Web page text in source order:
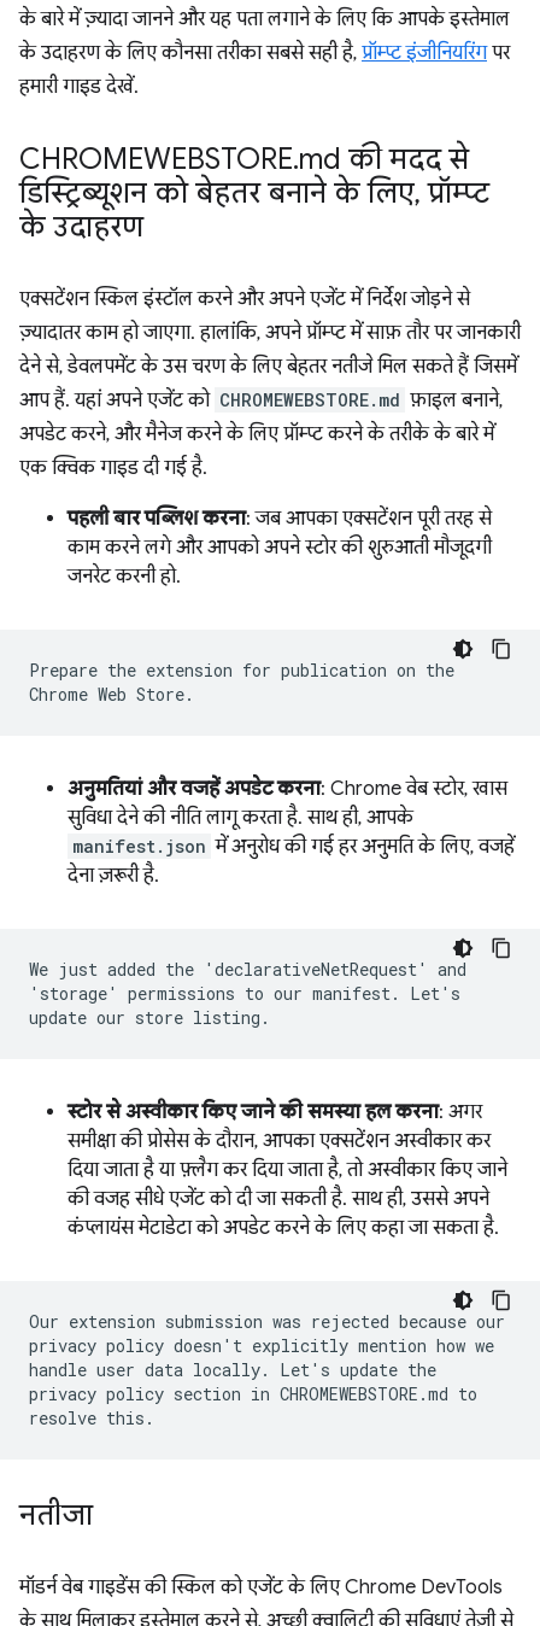
के बारे में ज़्यादा जानने और यह पता लगाने के लिए कि आपके इस्तेमाल
के उदाहरण के लिए कौनसा तरीका सबसे सही है, प्रॉम्प्ट इंजीनियरिंगपर
हमारी गाइड देखें.
CHROMEWEBSTORE.md की मदद से
डिस्ट्रिब्यूशन को बेहतर बनाने के लिए, प्रॉम्प्ट
के उदाहरण
एक्सटेंशन स्किल इंस्टॉल करने और अपने एजेंट में निर्देश जोड़ने से
ज़्यादातर काम हो जाएगा. हालांकि, अपने प्रॉम्प्ट में साफ़ तौर पर जानकारी
देने से, डेवलपमेंट के उस चरण के लिए बेहतर नतीजे मिल सकते हैं जिसमें
आप हैं. यहां अपने एजेंट को CHROMEWEBSTORE.md फ़ाइल बनाने,
अपडेट करने, और मैनेज करने के लिए प्रॉम्प्ट करने के तरीके के बारे में
एक क्विक गाइड दी गई है.
पहली बार पब्लिश करना: जब आपका एक्सटेंशन पूरी तरह से
काम करने लगे और आपको अपने स्टोर की शुरुआती मौजूदगी
जनरेट करनी हो.
Prepare the extension for publication on the
Chrome Web Store.
अनुमतियां और वजहें अपडेट करना: Chrome वेब स्टोर, खास
सुविधा देने की नीति लागू करता है. साथ ही, आपके
manifest.json में अनुरोध की गई हर अनुमति के लिए, वजहें
देना ज़रूरी है.
We just added the 'declarativeNetRequest' and
'storage' permissions to our manifest. Let's
update our store listing.
स्टोर से अस्वीकार किए जाने की समस्या हल करना: अगर
समीक्षा की प्रोसेस के दौरान, आपका एक्सटेंशन अस्वीकार कर
दिया जाता है या फ़्लैग कर दिया जाता है, तो अस्वीकार किए जाने
की वजह सीधे एजेंट को दी जा सकती है. साथ ही, उससे अपने
कंप्लायंस मेटाडेटा को अपडेट करने के लिए कहा जा सकता है.
Our extension submission was rejected because our
privacy policy doesn't explicitly mention how we
handle user data locally. Let's update the
privacy policy section in CHROMEWEBSTORE.md to
resolve this.
नतीजा
मॉडर्न वेब गाइडेंस की स्किल को एजेंट के लिए Chrome DevTools